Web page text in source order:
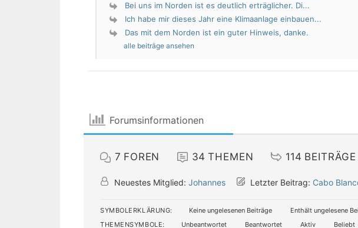
Bei uns im Norden ist es deutlich erträglicher. Di...
Ich habe mir dieses Jahr eine Klimaanlage einbauen...
Das mit dem Norden ist ein guter Hinweis, danke.
alle beiträge ansehen
Forumsinformationen
7 FOREN 34 THEMEN 114 BEITRÄGE
Neuestes Mitglied: Johannes Letzter Beitrag: Cabo
SYMBOLERKLÄRUNG: Keine ungelesenen Beiträge
Enthält ungelesene
THEMENSYMBOLE:
Unbeantwortet Beantwortet Aktiv Beliebt